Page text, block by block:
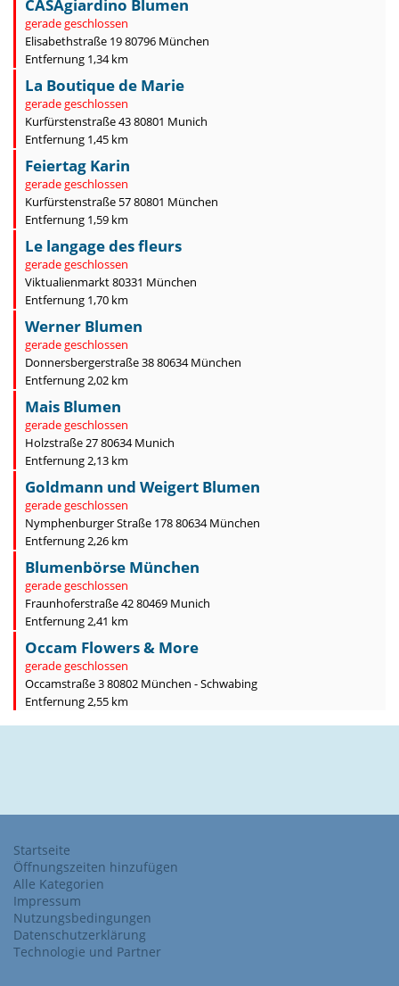
CASAgiardino Blumen
gerade geschlossen
Elisabethstraße 19 80796 München
Entfernung 1,34 km
La Boutique de Marie
gerade geschlossen
Kurfürstenstraße 43 80801 Munich
Entfernung 1,45 km
Feiertag Karin
gerade geschlossen
Kurfürstenstraße 57 80801 München
Entfernung 1,59 km
Le langage des fleurs
gerade geschlossen
Viktualienmarkt 80331 München
Entfernung 1,70 km
Werner Blumen
gerade geschlossen
Donnersbergerstraße 38 80634 München
Entfernung 2,02 km
Mais Blumen
gerade geschlossen
Holzstraße 27 80634 Munich
Entfernung 2,13 km
Goldmann und Weigert Blumen
gerade geschlossen
Nymphenburger Straße 178 80634 München
Entfernung 2,26 km
Blumenbörse München
gerade geschlossen
Fraunhoferstraße 42 80469 Munich
Entfernung 2,41 km
Occam Flowers & More
gerade geschlossen
Occamstraße 3 80802 München - Schwabing
Entfernung 2,55 km
Startseite
Öffnungszeiten hinzufügen
Alle Kategorien
Impressum
Nutzungsbedingungen
Datenschutzerklärung
Technologie und Partner